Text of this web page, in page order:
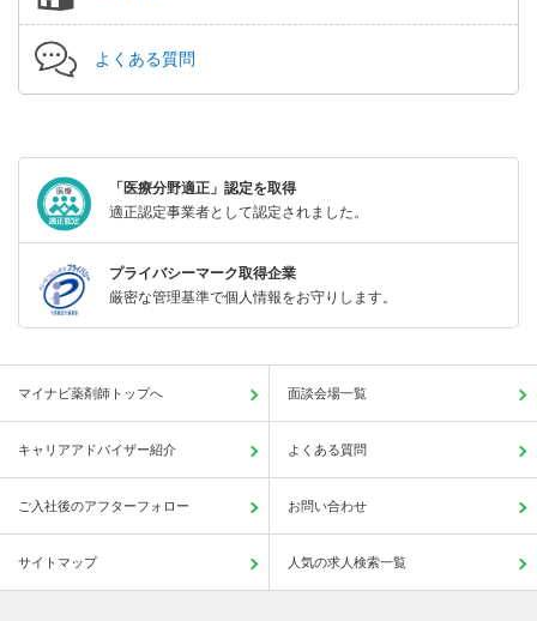
よくある質問
「医療分野適正」認定を取得
適正認定事業者として認定されました。
プライバシーマーク取得企業
厳密な管理基準で個人情報をお守りします。
マイナビ薬剤師トップへ 面談会場一覧
キャリアアドバイザー紹介 よくある質問
ご入社後のアフターフォロー お問い合わせ
サイトマップ 人気の求人検索一覧